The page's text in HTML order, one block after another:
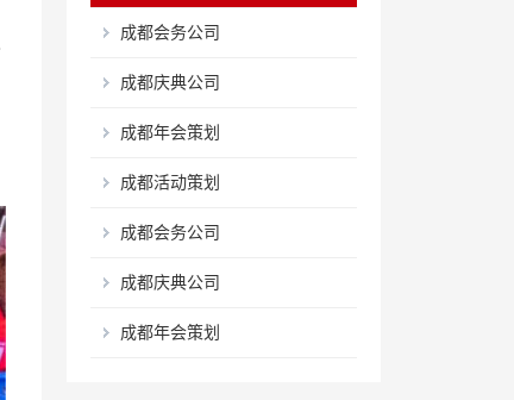
成都会务公司
成都庆典公司
成都年会策划
成都活动策划
成都会务公司
成都庆典公司
成都年会策划